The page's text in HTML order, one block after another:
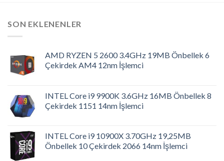
SON EKLENENLER
AMD RYZEN 5 2600 3.4GHz 19MB Önbellek 6
Çekirdek AM4 12nm İşlemci
INTEL Core i9 9900K 3.6GHz 16MB Önbellek 8
Çekirdek 1151 14nm İşlemci
INTEL Core i9 10900X 3.70GHz 19,25MB
Önbellek 10 Çekirdek 2066 14nm İşlemci